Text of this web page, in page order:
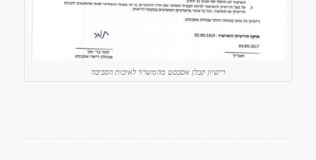
רישיון קבלן אסבסט מהמשרד לאיכות הסביבה